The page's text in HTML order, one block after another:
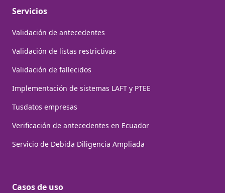
Servicios
Validación de antecedentes
Validación de listas restrictivas
Validación de fallecidos
Implementación de sistemas LAFT y PTEE
Tusdatos empresas
Verificación de antecedentes en Ecuador
Servicio de Debida Diligencia Ampliada
Casos de uso